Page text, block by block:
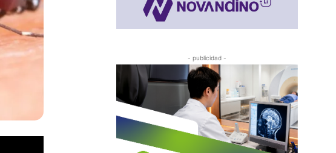
- publicidad -